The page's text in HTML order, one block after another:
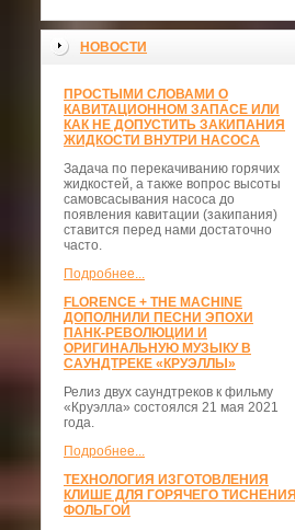
НОВОСТИ
ПРОСТЫМИ СЛОВАМИ О
КАВИТАЦИОННОМ ЗАПАСЕ ИЛИ
КАК НЕ ДОПУСТИТЬ ЗАКИПАНИЯ
ЖИДКОСТИ ВНУТРИ НАСОСА
Задача по перекачиванию горячих
жидкостей, а также вопрос высоты
самовсасывания насоса до
появления кавитации (закипания)
ставится перед нами достаточно
часто.
Подробнее...
FLORENCE + THE MACHINE
ДОПОЛНИЛИ ПЕСНИ ЭПОХИ
ПАНК-РЕВОЛЮЦИИ И
ОРИГИНАЛЬНУЮ МУЗЫКУ В
САУНДТРЕКЕ «КРУЭЛЛЫ»
Релиз двух саундтреков к фильму
«Круэлла» состоялся 21 мая 2021
года.
Подробнее...
ТЕХНОЛОГИЯ ИЗГОТОВЛЕНИЯ
КЛИШЕ ДЛЯ ГОРЯЧЕГО ТИСНЕНИЯ
ФОЛЬГОЙ